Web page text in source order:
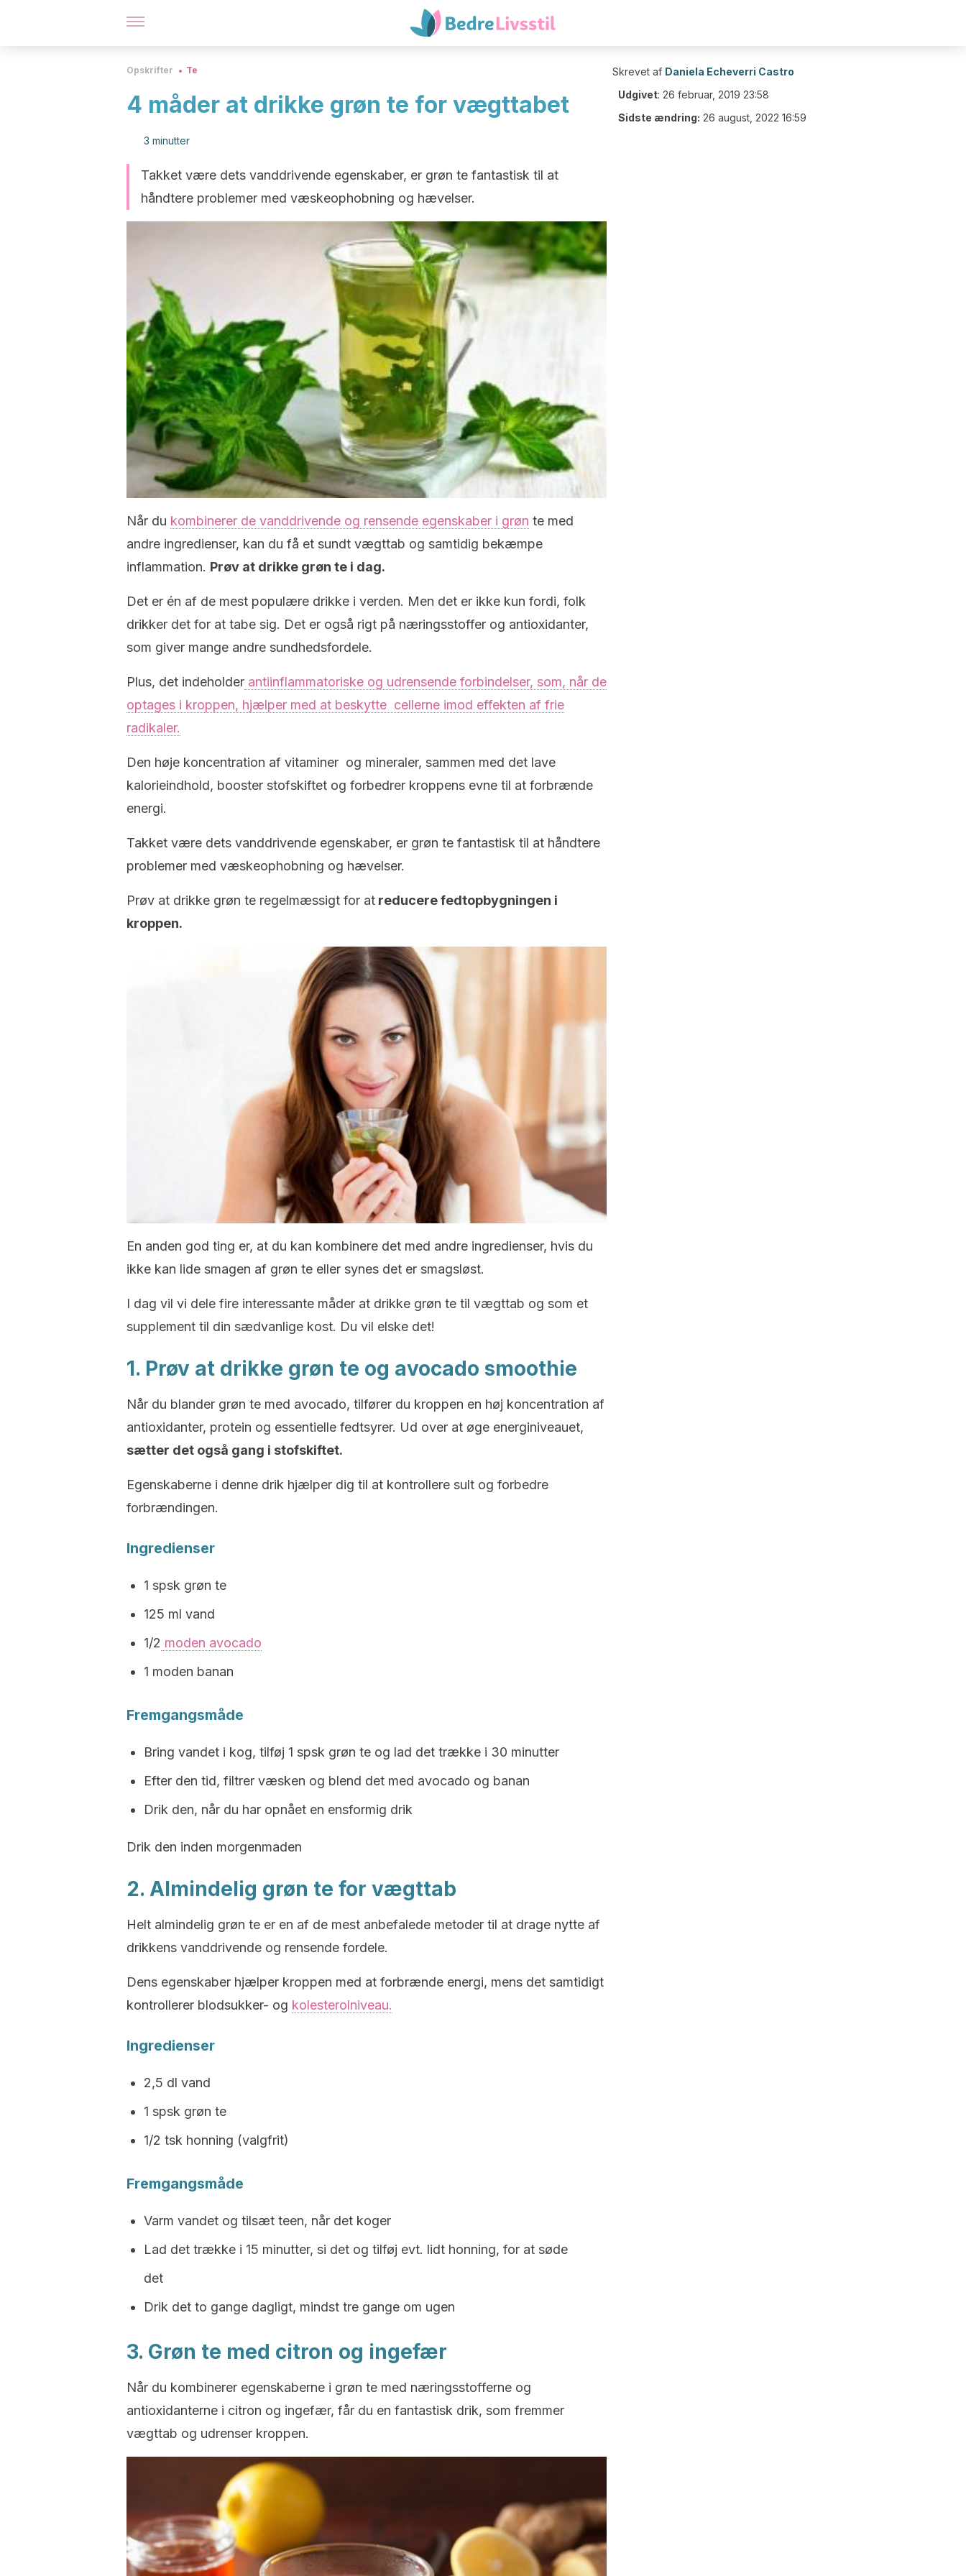
Opskrifter Te
4 måder at drikke grøn te for vægttabet
3 minutter
Takket være dets vanddrivende egenskaber, er grøn te fantastisk til at
håndtere problemer med væskeophobning og hævelser.
Når du kombinerer de vanddrivende og rensende egenskaber i grøn te med
andre ingredienser, kan du få et sundt vægttab og samtidig bekæmpe
inflammation. Prøv at drikke grøn te i dag.
Det er én af de mest populære drikke i verden. Men det er ikke kun fordi, folk
drikker det for at tabe sig. Det er også rigt på næringsstoffer og antioxidanter,
som giver mange andre sundhedsfordele.
Plus, det indeholder antiinflammatoriske og udrensende forbindelser, som, når de
optages i kroppen, hjælper med at beskytte cellerne imod effekten af frie
radikaler.
Den høje koncentration af vitaminer og mineraler, sammen med det lave
kalorieindhold, booster stofskiftet og forbedrer kroppens evne til at forbrænde
energi.
Takket være dets vanddrivende egenskaber, er grøn te fantastisk til at håndtere
problemer med væskeophobning og hævelser.
Prøv at drikke grøn te regelmæssigt for at reducere fedtopbygningen i
kroppen.
En anden god ting er, at du kan kombinere det med andre ingredienser, hvis du
ikke kan lide smagen af grøn te eller synes det er smagsløst.
I dag vil vi dele fire interessante måder at drikke grøn te til vægttab og som et
supplement til din sædvanlige kost. Du vil elske det!
1. Prøv at drikke grøn te og avocado smoothie
Når du blander grøn te med avocado, tilfører du kroppen en høj koncentration af
antioxidanter, protein og essentielle fedtsyrer. Ud over at øge energiniveauet,
sætter det også gang i stofskiftet.
Egenskaberne i denne drik hjælper dig til at kontrollere sult og forbedre
forbrændingen.
Ingredienser
1 spsk grøn te
125 ml vand
1/2 moden avocado
1 moden banan
Fremgangsmåde
Bring vandet i kog, tilføj 1 spsk grøn te og lad det trække i 30 minutter
Efter den tid, filtrer væsken og blend det med avocado og banan
Drik den, når du har opnået en ensformig drik
Drik den inden morgenmaden
2. Almindelig grøn te for vægttab
Helt almindelig grøn te er en af de mest anbefalede metoder til at drage nytte af
drikkens vanddrivende og rensende fordele.
Dens egenskaber hjælper kroppen med at forbrænde energi, mens det samtidigt
kontrollerer blodsukker- og kolesterolniveau.
Ingredienser
2,5 dl vand
1 spsk grøn te
1/2 tsk honning (valgfrit)
Fremgangsmåde
Varm vandet og tilsæt teen, når det koger
Lad det trække i 15 minutter, si det og tilføj evt. lidt honning, for at søde
det
Drik det to gange dagligt, mindst tre gange om ugen
3. Grøn te med citron og ingefær
Når du kombinerer egenskaberne i grøn te med næringsstofferne og
antioxidanterne i citron og ingefær, får du en fantastisk drik, som fremmer
vægttab og udrenser kroppen.
Skrevet af Daniela Echeverri Castro
Udgivet: 26 februar, 2019 23:58
Sidste ændring: 26 august, 2022 16:59